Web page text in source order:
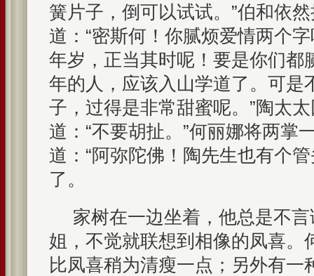
簧片子，倒可以试试。”伯和依
道：“密斯何！你腻烦爱情两个
年岁，正当其时呢！要是你们都
年的人，应该入山学道了。可是
子，过得是非常甜蜜呢。”陶太
道：“不要胡扯。”何丽娜将两掌
道：“阿弥陀佛！陶先生也有个
了。
家树在一边坐着，他总是不
姐，不觉就联想到相像的凤喜。
比凤喜稍为清瘦一点；另外有一